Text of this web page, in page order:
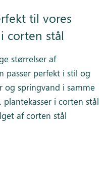
til vores
corten stål
størrelser af
passer perfekt i stil og
springvand i samme
plantekasser i corten stål
af corten stål